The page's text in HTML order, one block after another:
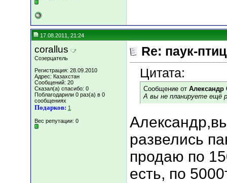
17.08.2011, 21:24
corallus
Созерцатель
Регистрация: 28.09.2010
Адрес: Казахстан
Сообщений: 20
Сказал(а) спасибо: 0
Поблагодарили 0 раз(а) в 0
сообщениях
Подарков: 1
Вес репутации: 0
Re: паук-
Цитата:
Сообщение от Александр
А вы не планируете ещё
развелись
продаю по
есть, по